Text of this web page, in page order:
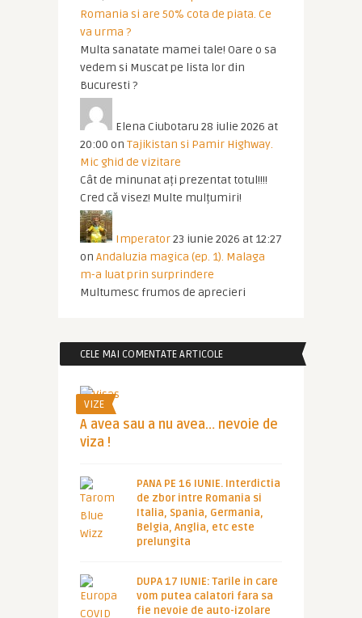
Romania si are 50% cota de piata. Ce
va urma ?
Multa sanatate mamei tale! Oare o sa
vedem si Muscat pe lista lor din
Bucuresti ?
Elena Ciubotaru 28 iulie 2026 at
20:00 on Tajikistan si Pamir Highway.
Mic ghid de vizitare
Cât de minunat ați prezentat totul!!!!
Cred că visez! Multe mulțumiri!
Imperator23 iunie 2026 at 12:27
on Andaluzia magica (ep. 1). Malaga
m-a luat prin surprindere
Multumesc frumos de aprecieri
CELE MAI COMENTATE ARTICOLE
VIZE
A avea sau a nu avea… nevoie de
viza !
PANA PE 16 IUNIE. Interdictia
de zbor intre Romania si
Italia, Spania, Germania,
Belgia, Anglia, etc este
prelungita
DUPA 17 IUNIE: Tarile in care
vom putea calatori fara sa
fie nevoie de auto-izolare